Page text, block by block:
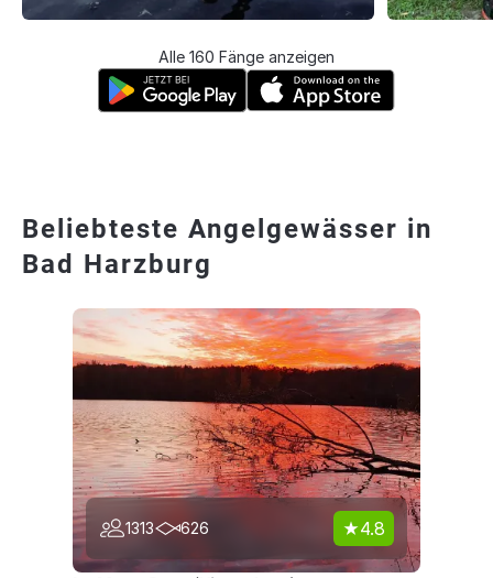
Alle 160 Fänge anzeigen
Beliebteste Angelgewässer in
Bad Harzburg
1313 626 4.8